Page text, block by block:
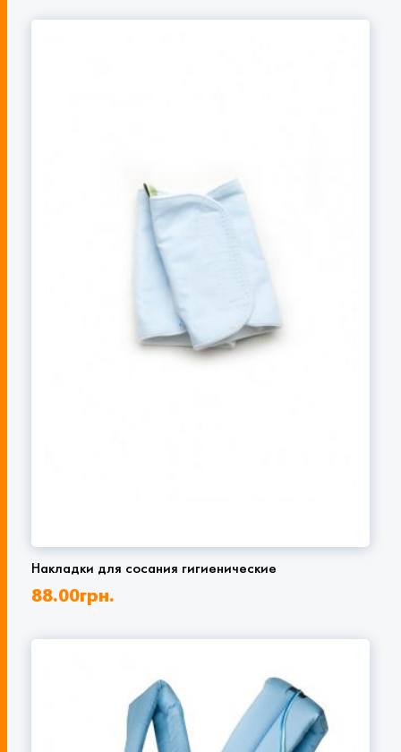
Накладки для сосания гигиенические
88.00грн.